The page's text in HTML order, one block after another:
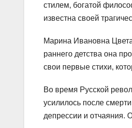
стилем, богатой
известна своей
Марина Ивановна
раннего детства она
свои первые стихи,
Во время Русской
усилилось после
депрессии и отчаяния.